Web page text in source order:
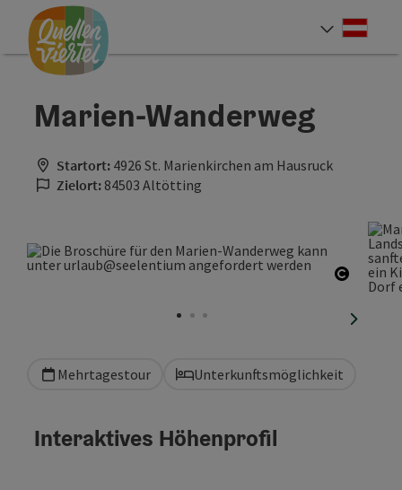
Zum Inhalt
Zur Navigation
Zum Seitenanfang
Marien-Wanderweg
Startort: 4926 St. Marienkirchen am Hausruck
Zielort: 84503 Altötting
Mehrtagestour Unterkunftsmöglichkeit
Interaktives Höhenprofil